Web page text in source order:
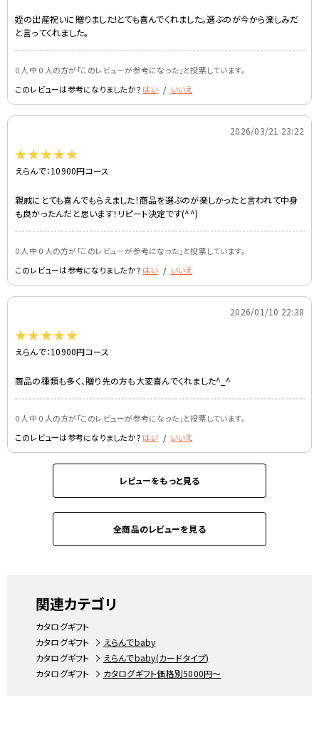
姪の出産祝いに贈りました!とても喜んでくれました。選ぶのが今から楽しみだ
と言ってくれました。
0 人中 0 人の方が｢このレビューが参考になった｣と投票しています。
このレビューは参考になりましたか？ はい/ いいえ
2026/03/21 23:22
えらんで：10900円コース
親戚にとても喜んでもらえました！商品を選ぶのが楽しかったと言われて中身
も良かったんだと思います！リピート決定です(^^)
0 人中 0 人の方が｢このレビューが参考になった｣と投票しています。
このレビューは参考になりましたか？ はい/ いいえ
2026/01/10 22:38
えらんで：10900円コース
商品の種類も多く、贈り先の方も大変喜んでくれました^_^
0 人中 0 人の方が｢このレビューが参考になった｣と投票しています。
このレビューは参考になりましたか？ はい/ いいえ
レビューをもっと見る
全商品のレビューを見る
関連カテゴリ
カタログギフト
カタログギフト
えらんでbaby
カタログギフト
えらんでbaby(カードタイプ)
カタログギフト
カタログギフト価格別5000円～